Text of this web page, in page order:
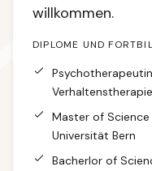
willkommen.
DIPLOME UND
Master of
Universität Bern
Bacherlor of